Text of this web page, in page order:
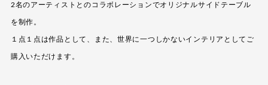
2名のアーティストとのコラボレーションでオリジナルサイドテーブル
を制作。
１点１点は作品として、また、世界に一つしかないインテリアとしてご
購入いただけます。